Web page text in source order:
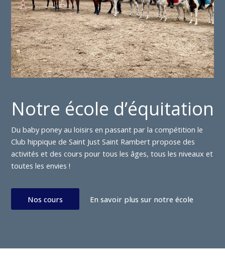
Notre école d’équitation
Du baby poney au loisirs en passant par la compétition le
Club hippique de Saint Just Saint Rambert propose des
activités et des cours pour tous les âges, tous les niveaux et
toutes les envies !
Nos cours En savoir plus sur notre école